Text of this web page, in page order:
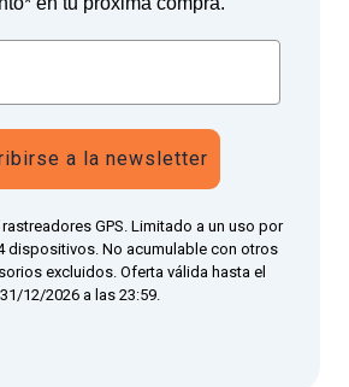
a la newsletter
GPS. Limitado a un uso por
dispositivos. No acumulable con otros
excluidos. Oferta válida hasta el
31/12/2026 a las 23:59.